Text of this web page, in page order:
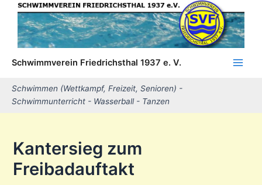
Inhalt
springen
Schwimmverein Friedrichsthal 1937 e. V.
Schwimmen (Wettkampf, Freizeit, Senioren) -
Schwimmunterricht - Wasserball - Tanzen
Kantersieg zum
Freibadauftakt